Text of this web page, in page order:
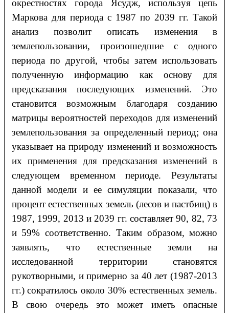
окрестностях города Ясудж, используя цепь
Маркова для периода с 1987 по 2039 гг. Такой
анализ позволит описать изменения в
землепользовании, произошедшие с одного
периода по другой, чтобы затем использовать
полученную информацию как основу для
предсказания последующих изменений. Это
становится возможным благодаря созданию
матрицы вероятностей переходов для изменений
землепользования за определенный период; она
указывает на природу изменений и возможность
их применения для предсказания изменений в
следующем временном периоде. Результаты
данной модели и ее симуляции показали, что
процент естественных земель (лесов и пастбищ) в
1987, 1999, 2013 и 2039 гг. составляет 90, 82, 73
и 59% соответственно. Таким образом, можно
заявлять, что естественные земли на
исследованной территории становятся
рукотворными, и примерно за 40 лет (1987-2013
гг.) сократилось около 30% естественных земель.
В свою очередь это может иметь опасные